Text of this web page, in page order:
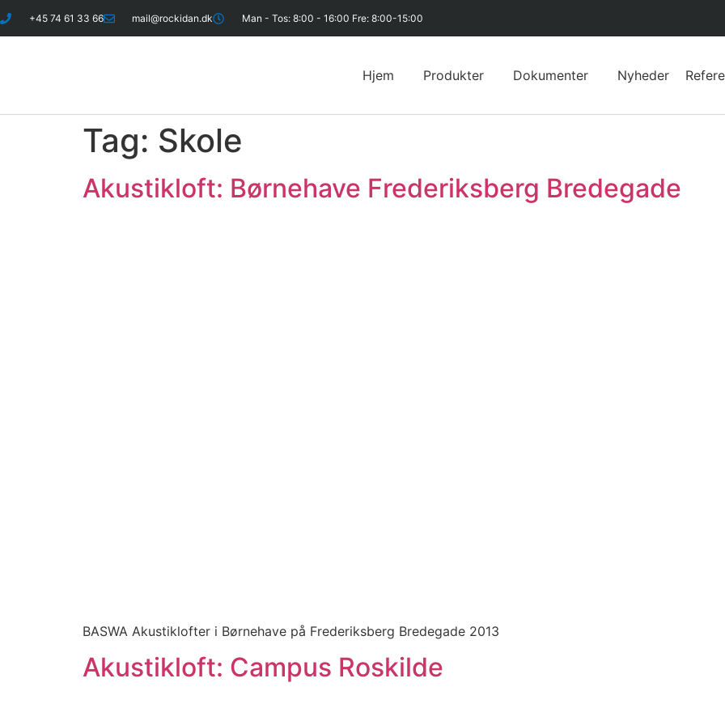
+45 74 61 33 66 mail@rockidan.dk Man - Tos: 8:00 - 16:00 Fre: 8:00-15:00
Hjem Produkter Dokumenter Nyheder
Tag: Skole
Akustikloft: Børnehave Frederiksberg Bredegade
BASWA Akustiklofter i Børnehave på Frederiksberg Bredegade 2013
Akustikloft: Campus Roskilde